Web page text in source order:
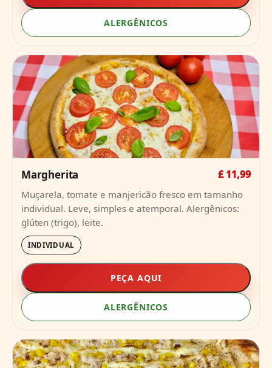
ALERGÊNICOS
Margherita £ 11,99
Muçarela, tomate e manjericão fresco em tamanho
individual. Leve, simples e atemporal. Alergênicos:
glúten (trigo), leite.
INDIVIDUAL
PEÇA AQUI
ALERGÊNICOS